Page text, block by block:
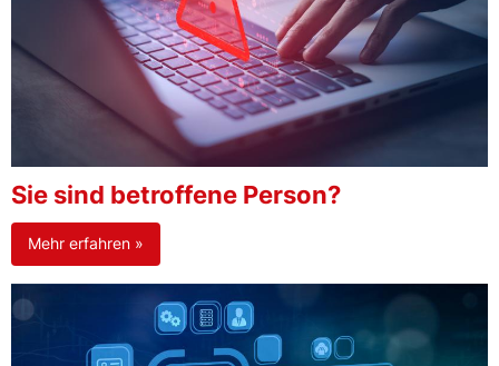
Sie sind betroffene Person?
Mehr erfahren »